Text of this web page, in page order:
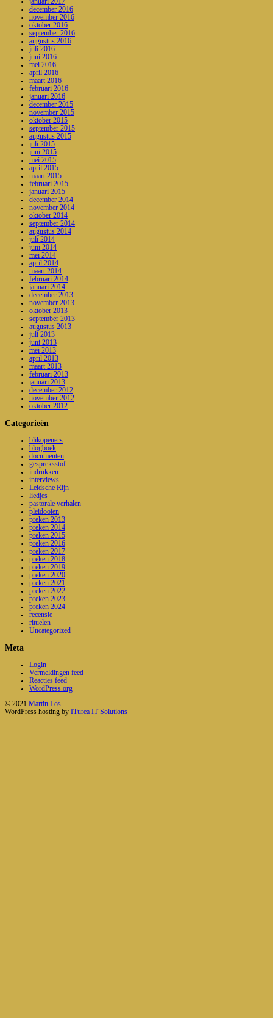
januari 2017
december 2016
november 2016
oktober 2016
september 2016
augustus 2016
juli 2016
juni 2016
mei 2016
april 2016
maart 2016
februari 2016
januari 2016
december 2015
november 2015
oktober 2015
september 2015
augustus 2015
juli 2015
juni 2015
mei 2015
april 2015
maart 2015
februari 2015
januari 2015
december 2014
november 2014
oktober 2014
september 2014
augustus 2014
juli 2014
juni 2014
mei 2014
april 2014
maart 2014
februari 2014
januari 2014
december 2013
november 2013
oktober 2013
september 2013
augustus 2013
juli 2013
juni 2013
mei 2013
april 2013
maart 2013
februari 2013
januari 2013
december 2012
november 2012
oktober 2012
Categorieën
blikopeners
blogboek
documenten
gespreksstof
indrukken
interviews
Leidsche Rijn
liedjes
pastorale verhalen
pleidooien
preken 2013
preken 2014
preken 2015
preken 2016
preken 2017
preken 2018
preken 2019
preken 2020
preken 2021
preken 2022
preken 2023
preken 2024
recensie
rituelen
Uncategorized
Meta
Login
Vermeldingen feed
Reacties feed
WordPress.org
© 2021 Martin Los
WordPress hosting by ITurea IT Solutions